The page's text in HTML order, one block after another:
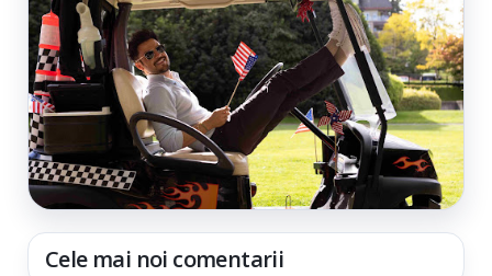
Cele mai noi comentarii